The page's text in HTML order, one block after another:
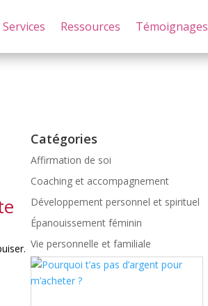
Services Ressources Témoignages
Catégories
Affirmation de soi
Coaching et accompagnement
Développement personnel et spirituel
Épanouissement féminin
Vie personnelle et familiale